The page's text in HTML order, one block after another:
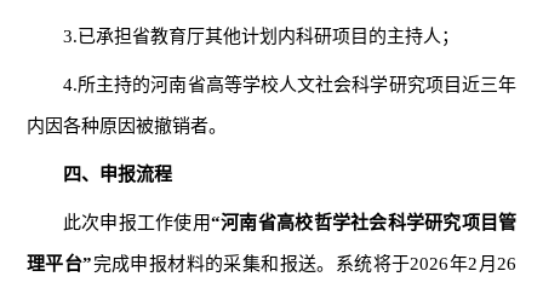
3.已承担省教育厅其他计划内科研项目的主持人；
4.所主持的河南省高等学校人文社会科学研究项目近三年
内因各种原因被撤销者。
四、申报流程
此次申报工作使用“河南省高校哲学社会科学研究项目管
理平台”完成申报材料的采集和报送。系统将于2026年2月26